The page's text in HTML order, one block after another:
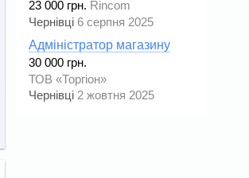
23 000 грн. Rincom
Чернівці 6 серпня 2025
Адміністратор магазину
30 000 грн.
ТОВ «Торгіон»
Чернівці 2 жовтня 2025